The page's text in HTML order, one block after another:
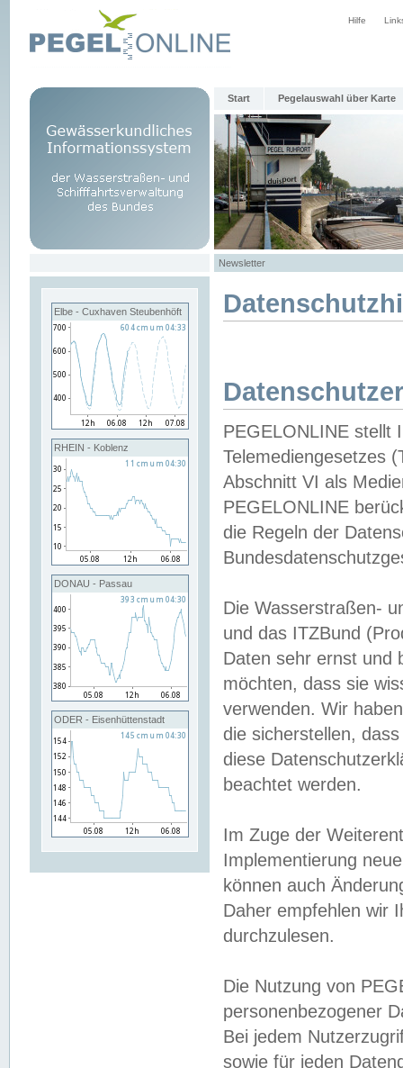
Hilfe
Start Pegelauswahl über Karte
Newsletter
Elbe - Cuxhaven Steubenhöft
RHEIN - Koblenz
DONAU - Passau
ODER - Eisenhüttenstadt
PEGELONLINE stellt
Telemediengesetzes
Abschnitt VI als
PEGELONLINE
die Regeln der
Die Wasserstraßen-
und das ITZBund
Daten sehr ernst und
möchten, dass sie
verwenden. Wir
die sicherstellen,
diese
beachtet werden.
Im Zuge der
Implementierung
können auch
Daher empfehlen wir
durchzulesen.
Die Nutzung von
personenbezogener
Bei jedem
sowie für jeden